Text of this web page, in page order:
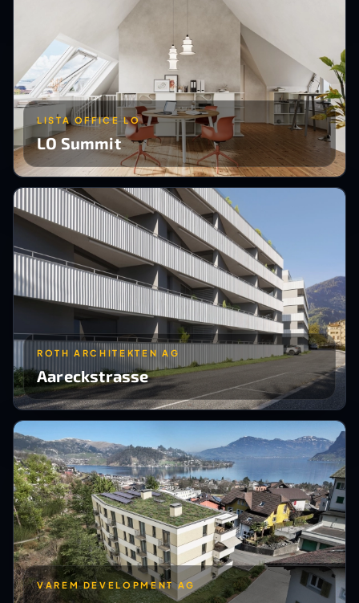
LISTA OFFICE LO
LO Summit
ROTH ARCHITEKTEN AG
Aareckstrasse
VAREM DEVELOPMENT AG